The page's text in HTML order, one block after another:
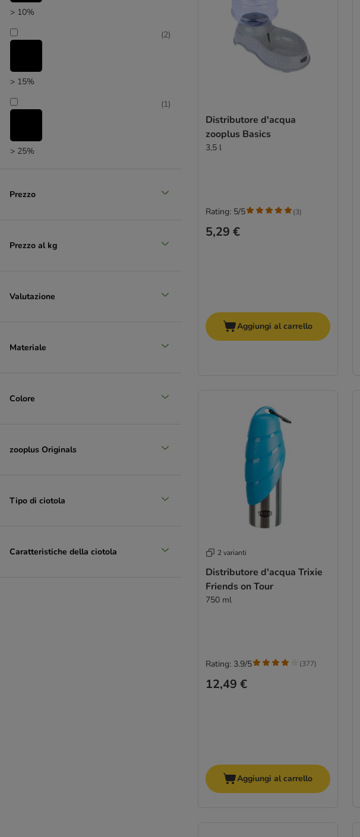
> 10%
> 15%
(2)
> 25%
(1)
Prezzo
Prezzo al kg
Valutazione
Materiale
Colore
zooplus Originals
Tipo di ciotola
Caratteristiche della ciotola
Distributore d'acqua
zooplus Basics
3,5 l
5,29 €
Rating: 5/5 (3)
Aggiungi al carrello
2 varianti
Distributore d'acqua Trixie
Friends on Tour
750 ml
12,49 €
Rating: 3.9/5 (377)
Aggiungi al carrello